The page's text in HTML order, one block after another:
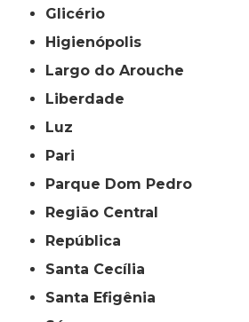
Glicério
Higienópolis
Largo do Arouche
Liberdade
Luz
Pari
Parque Dom Pedro
Região Central
República
Santa Cecília
Santa Efigênia